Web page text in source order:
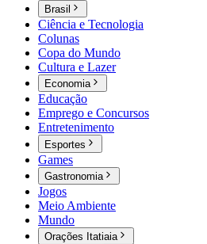
Brasil
Ciência e Tecnologia
Colunas
Copa do Mundo
Cultura e Lazer
Economia
Educação
Emprego e Concursos
Entretenimento
Esportes
Games
Gastronomia
Jogos
Meio Ambiente
Mundo
Orações Itatiaia